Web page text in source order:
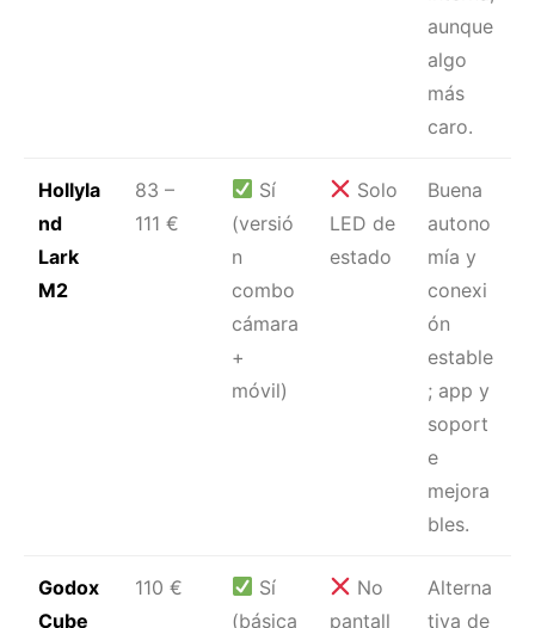
aunque
algo
más
caro.
Hollyla
nd
Lark
M2
83 –
111 €
Sí
(versió
n
combo
cámara
+
móvil)
Solo
LED de
estado
Buena
autono
mía y
conexi
ón
estable
; app y
soport
e
mejora
bles.
Godox
Cube
110 €
Sí
(básica
No
pantall
Alterna
tiva de